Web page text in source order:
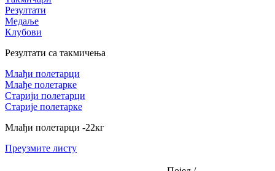
Резултати
Медаље
Клубови
Резултати са такмичења
Млађи полетарци
Млађе полетарке
Старији полетарци
Старије полетарке
Млађи полетарци -22кг
Преузмите листу